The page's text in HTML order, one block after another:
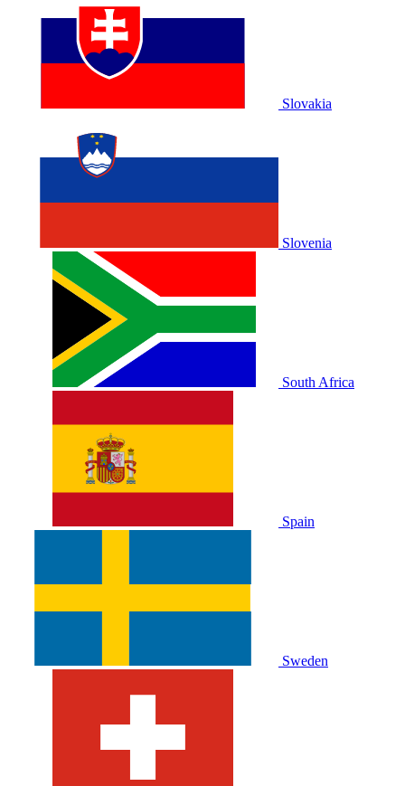
Slovakia
Slovenia
South Africa
Spain
Sweden